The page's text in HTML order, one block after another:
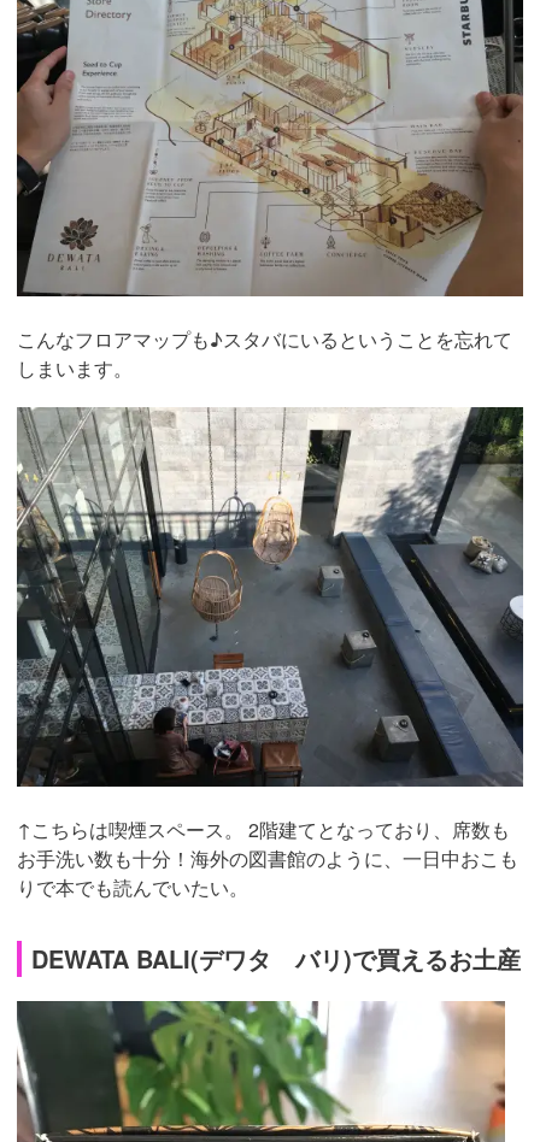
こんなフロアマップも♪スタバにいるということを忘れて
しまいます。
↑こちらは喫煙スペース。 2階建てとなっており、席数も
お手洗い数も十分！海外の図書館のように、一日中おこも
りで本でも読んでいたい。
DEWATA BALI(デワタ バリ)で買えるお土産